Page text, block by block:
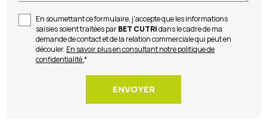
En soumettant ce formulaire, j'accepte que les informations
saisies soient traitées parBET CUTRIdans le cadre de ma
demande de contact et de la relation commerciale qui peut en
découler. En savoir plus en consultant notre politique de
confidentialité.*